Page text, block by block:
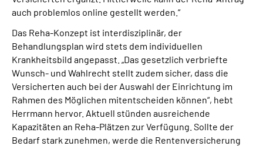
auch problemlos online gestellt werden.“
Das Reha-Konzept ist interdisziplinär, der
Behandlungsplan wird stets dem individuellen
Krankheitsbild angepasst. „Das gesetzlich verbriefte
Wunsch- und Wahlrecht stellt zudem sicher, dass die
Versicherten auch bei der Auswahl der Einrichtung im
Rahmen des Möglichen mitentscheiden können“, hebt
Herrmann hervor. Aktuell stünden ausreichende
Kapazitäten an Reha-Plätzen zur Verfügung. Sollte der
Bedarf stark zunehmen, werde die Rentenversicherung